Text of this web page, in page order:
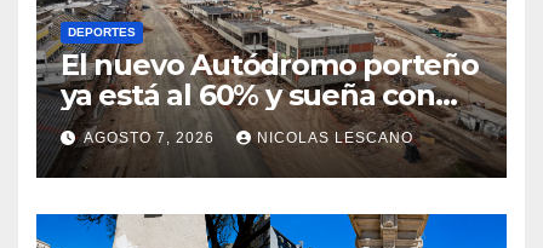
DEPORTES
El nuevo Autódromo porteño
ya está al 60% y sueña con
volver a tener Fórmula 1
AGOSTO 7, 2026 NICOLAS LESCANO